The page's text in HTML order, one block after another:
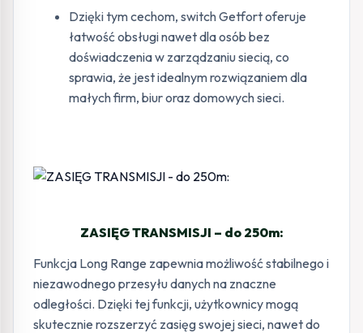
Dzięki tym cechom, switch Getfort oferuje
łatwość obsługi nawet dla osób bez
doświadczenia w zarządzaniu siecią, co
sprawia, że jest idealnym rozwiązaniem dla
małych firm, biur oraz domowych sieci.
ZASIĘG TRANSMISJI – do 250m:
Funkcja Long Range zapewnia możliwość stabilnego i
niezawodnego przesyłu danych na znaczne
odległości. Dzięki tej funkcji, użytkownicy mogą
skutecznie rozszerzyć zasięg swojej sieci, nawet do